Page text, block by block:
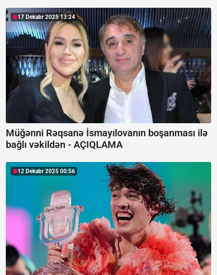
17 Dekabr 2025 13:24
Müğənni Rəqsanə İsmayılovanın boşanması ilə
bağlı vəkildən - AÇIQLAMA
12 Dekabr 2025 00:56